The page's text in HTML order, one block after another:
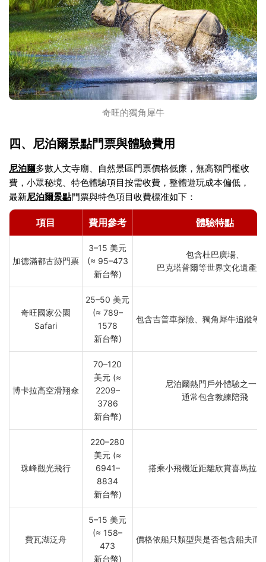
奇旺的獨角犀牛
四、尼泊爾景點門票與體驗費用
尼泊爾多數人文寺廟、自然景區門票價格低廉，無高額門檻收
費，小眾秘境、特色體驗項目按需收費，整體遊玩成本偏低，
最新尼泊爾景點門票與特色項目收費標准如下：
項目 費用參考 體驗特點
加德滿都古跡門票
3–15 美元
(≈ 95–473
新台幣)
包含杜巴廣場、
巴克塔普爾等世界文化遺產
奇旺國家公園
Safari
25–50 美元
(≈ 789–
1578
新台幣)
包含吉普車探險、獨角犀牛追蹤等
博卡拉高空滑翔傘
70–120
美元 (≈
2209–
3786
新台幣)
尼泊爾熱門戶外體驗之一，
通常包含教練陪飛
珠峰觀光飛行
220–280
美元 (≈
6941–
8834
新台幣)
搭乘小飛機近距離欣賞喜馬拉
費瓦湖泛舟
5–15 美元
(≈ 158–
473
新台幣)
價格依船只類型與是否包含船夫而